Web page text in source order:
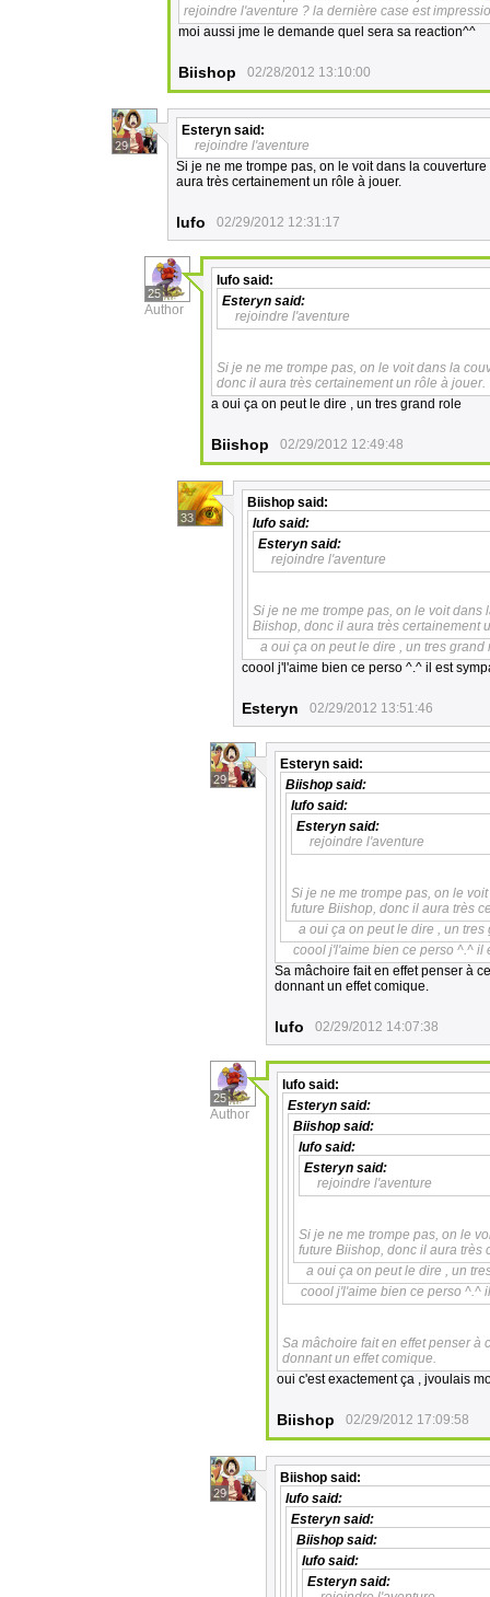
rejoindre l'aventure ? la dernière case est
moi aussi jme le demande quel sera sa reaction^^
Biishop 02/28/2012 13:10:00
29
Esteryn said:
rejoindre l'aventure
Si je ne me trompe pas, on le voit dans la
aura très certainement un rôle à jouer.
lufo 02/29/2012 12:31:17
25
Author
lufo said:
Esteryn said:
rejoindre l'aventure
Si je ne me trompe pas, on le voit dans la
donc il aura très certainement un rôle à jouer.
a oui ça on peut le dire , un tres grand role
Biishop 02/29/2012 12:49:48
33
Biishop said:
lufo said:
Esteryn said:
rejoindre l'aventure
Si je ne me trompe pas, on le voit
Biishop, donc il aura très certainement
a oui ça on peut le dire , un tres grand
coool j'l'aime bien ce perso ^.^ il est
Esteryn 02/29/2012 13:51:46
29
Esteryn said:
Biishop said:
lufo said:
Esteryn said:
rejoindre l'aventure
Si je ne me trompe pas, on le
future Biishop, donc il aura très
a oui ça on peut le dire , un tres
coool j'l'aime bien ce perso ^.^ il
Sa mâchoire fait en effet penser à
donnant un effet comique.
lufo 02/29/2012 14:07:38
25
Author
lufo said:
Esteryn said:
Biishop said:
lufo said:
Esteryn said:
rejoindre l'aventure
Si je ne me trompe pas, on le
future Biishop, donc il aura très
a oui ça on peut le dire , un
coool j'l'aime bien ce perso ^.^
Sa mâchoire fait en effet penser à
donnant un effet comique.
oui c'est exactement ça , jvoulais
Biishop 02/29/2012 17:09:58
29
Biishop said:
lufo said:
Esteryn said:
Biishop said:
lufo said:
Esteryn said: